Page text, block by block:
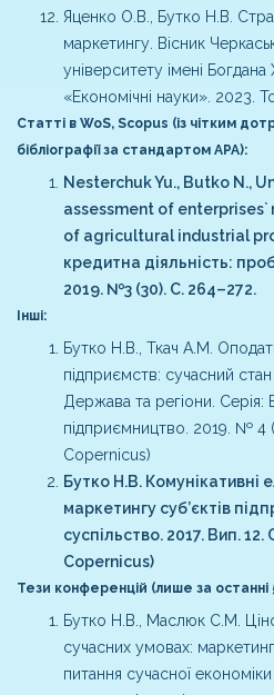
Яценко О.В., Бутко Н.В.
маркетингу. Вісник
університету імені
«Економічні науки». 2023.
Статті в WoS, Scopus (із чітким
бібліографії за стандартом АРА):
Nesterchuk Yu., Butko N.,
assessment of
of agricultural industrial
кредитна діяльність:
2019. №3 (30). С. 264–272.
Інші:
Бутко Н.В., Ткач А.М.
підприємств: сучасний
Держава та регіони. Серія:
підприємництво. 2019. № 4
Copernicus)
Бутко Н.В. Комунікативні
маркетингу суб’єктів
суспільство. 2017. Вип. 12.
Copernicus)
Тези конференцій (лише за останні
Бутко Н.В., Маслюк С.М.
сучасних умовах:
питання сучасної